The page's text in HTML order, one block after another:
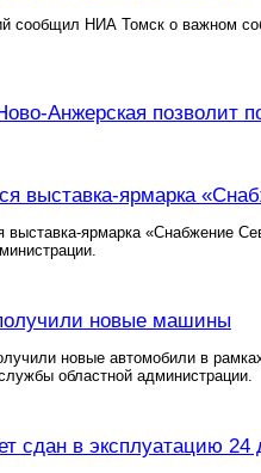
сообщил НИА Томск о важном
Анжерская позволит
выставка-ярмарка
выставка-ярмарка «Снабжение
новые машины
новые автомобили в
областной администрации.
сдан в эксплуатацию 24